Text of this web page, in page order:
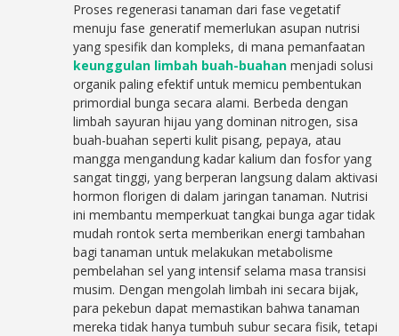
Proses regenerasi tanaman dari fase vegetatif
menuju fase generatif memerlukan asupan nutrisi
yang spesifik dan kompleks, di mana pemanfaatan
keunggulan limbah buah-buahan menjadi solusi
organik paling efektif untuk memicu pembentukan
primordial bunga secara alami. Berbeda dengan
limbah sayuran hijau yang dominan nitrogen, sisa
buah-buahan seperti kulit pisang, pepaya, atau
mangga mengandung kadar kalium dan fosfor yang
sangat tinggi, yang berperan langsung dalam aktivasi
hormon florigen di dalam jaringan tanaman. Nutrisi
ini membantu memperkuat tangkai bunga agar tidak
mudah rontok serta memberikan energi tambahan
bagi tanaman untuk melakukan metabolisme
pembelahan sel yang intensif selama masa transisi
musim. Dengan mengolah limbah ini secara bijak,
para pekebun dapat memastikan bahwa tanaman
mereka tidak hanya tumbuh subur secara fisik, tetapi